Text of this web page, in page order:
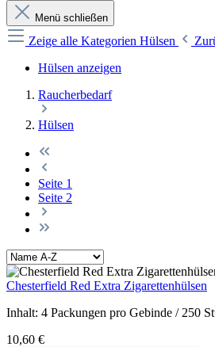
Menü schließen
Zeige alle Kategorien Hülsen
Hülsen anzeigen
Raucherbedarf
Hülsen
Seite 1
Seite 2
Chesterfield Red Extra Zigarettenhülsen
Inhalt: 4 Packungen pro Gebinde / 250
10,60 €